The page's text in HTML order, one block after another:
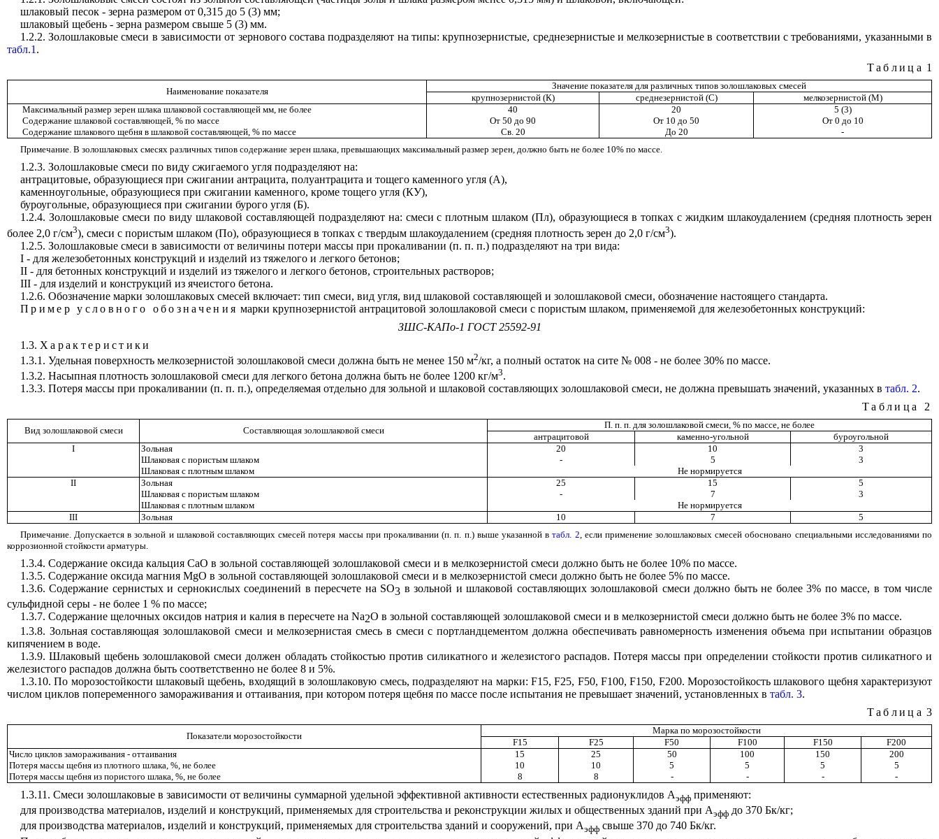
шлаковый песок - зерна размером от 0,315 до 5 (3) мм;
шлаковый щебень - зерна размером свыше 5 (3) мм.
1.2.2. Золошлаковые смеси в зависимости от зернового состава подразделяют на типы: крупнозернистые, среднезернистые и мелкозернистые в соответствии с требованиями, указанными в
табл.1 .
Таблица 1
Наименование показателя
Значение показателя для различных типов золошлаковых смесей
крупнозернистой (К)
среднезернистой (С)
мелкозернистой (М)
Максимальный размер зерен шлака шлаковой составляющей мм, не более
40 20
5 (3)
Содержание шлаковой составляющей, % по массе
От 50 до 90 От 10 до 50
От 0 до 10
Содержание шлакового щебня в шлаковой составляющей, % по массе
Св. 20 До 20
-
Примечание. В золошлаковых смесях различных типов содержание зерен шлака, превышающих максимальный размер зерен, должно быть не более 10% по массе.
1.2.3. Золошлаковые смеси по виду сжигаемого угля подразделяют на:
антрацитовые, образующиеся при сжигании антрацита, полуантрацита и тощего каменного угля (А),
каменноугольные, образующиеся при сжигании каменного, кроме тощего угля (КУ),
буроугольные, образующиеся при сжигании бурого угля (Б).
1.2.4. Золошлаковые смеси по виду шлаковой составляющей подразделяют на: смеси с плотным шлаком (Пл), образующиеся в топках с жидким шлакоудалением (средняя плотность зерен
более 2,0 г/см3), смеси с пористым шлаком (По), образующиеся в топках с твердым шлакоудалением (средняя плотность зерен до 2,0 г/см3).
1.2.5. Золошлаковые смеси в зависимости от величины потери массы при прокаливании (п. п. п.) подразделяют на три вида:
I - для железобетонных конструкций и изделий из тяжелого и легкого бетонов;
II - для бетонных конструкций и изделий из тяжелого и легкого бетонов, строительных растворов;
III- для изделий и конструкций из ячеистого бетона.
1.2.6. Обозначение марки золошлаковых смесей включает: тип смеси, вид угля, вид шлаковой составляющей и золошлаковой смеси, обозначение настоящего стандарта.
Пример условного обозначения марки крупнозернистой антрацитовой золошлаковой смеси с пористым шлаком, применяемой для железобетонных конструкций:
ЗШС-КАПо-1 ГОСТ 25592-91
1.3. Характеристики
1.3.1. Удельная поверхность мелкозернистой золошлаковой смеси должна быть не менее 150 м2/кг, а полный остаток на сите № 008 - не более 30% по массе.
1.3.2. Насыпная плотность золошлаковой смеси для легкого бетона должна быть не более 1200 кг/м3.
1.3.3. Потеря массы при прокаливании (п. п. п.), определяемая отдельно для зольной и шлаковой составляющих золошлаковой смеси, не должна превышать значений, указанных в табл. 2.
Таблица 2
Вид золошлаковой смеси Составляющая золошлаковой смеси
П. п. п. для золошлаковой смеси, % по массе, не более
антрацитовой
каменно-угольной
бypоугольной
I
Зольная 20 10
3
Шлаковая с пористым шлаком
- 5
3
Шлаковая с плотным шлаком
Не нормируется
II Зольная 25 15
5
Шлаковая с пористым шлаком
- 7
3
Шлаковая с плотным шлаком
Не нормируется
III
Зольная 10 7
5
Примечание. Допускается в зольной и шлаковой составляющих смесей потеря массы при прокаливании (п. п. п.) выше указанной втабл. 2, если применение золошлаковых смесей обосновано специальными исследованиями по
коррозионной стойкости арматуры.
1.3.4. Содержание оксида кальция СаО в зольной составляющей золошлаковой смеси и в мелкозернистой смеси должно быть не более 10% по массе.
1.3.5. Содержание оксида магния MgO в зольной составляющей золошлаковой смеси и в мелкозернистой смеси должно быть не более 5% по массе.
1.3.6. Содержание сернистых и сернокислых соединений в пересчете на SO3 в зольной и шлаковой составляющих золошлаковой смеси должно быть не более 3% по массе, в том числе
сульфидной серы - не более 1 % по массе;
1.3.7. Содержание щелочных оксидов натрия и калия в пересчете на Na2O в зольной составляющей золошлаковой смеси и в мелкозернистой смеси должно быть не более 3% по массе.
1.3.8. Зольная составляющая золошлаковой смеси и мелкозернистая смесь в смеси с портландцементом должна обеспечивать равномерность изменения объема при испытании образцов
кипячением в воде.
1.3.9. Шлаковый щебень золошлаковой смеси должен обладать стойкостью против силикатного и железистого распадов. Потеря массы при определении стойкости против силикатного и
железистого распадов должна быть соответственно не более 8 и 5%.
1.3.10. По морозостойкости шлаковый щебень, входящий в золошлаковую смесь, подразделяют на марки: F15,F25, F50, F100,F150, F200. Морозостойкость шлакового щебня характеризуют
числом циклов попеременного замораживания и оттаивания, при котором потеря щебня по массе после испытания не превышает значений, установленных в табл. 3.
Таблица 3
Показатели морозостойкости
Марка по морозостойкости
F15
F25 F50 F100 F150
F200
Число циклов замораживания - оттаивания
15 25 50 100 150
200
Потеря массы щебня из плотного шлака, %, не более
10 10 5 5 5
5
Потеря массы щебня из пористого шлака, %, не более
8 8 - - - -
1.3.11. Смеси золошлаковые в зависимости от величины суммарной удельной эффективной активности естественных радионуклидов Аэффприменяют:
для производства материалов, изделий и конструкций, применяемых для строительства и реконструкции жилых и общественных зданий при Аэффдо 370 Бк/кг;
для производства материалов, изделий и конструкций, применяемых для строительства зданий и сооружений, при Аэффсвыше 370 до 740 Бк/кг.